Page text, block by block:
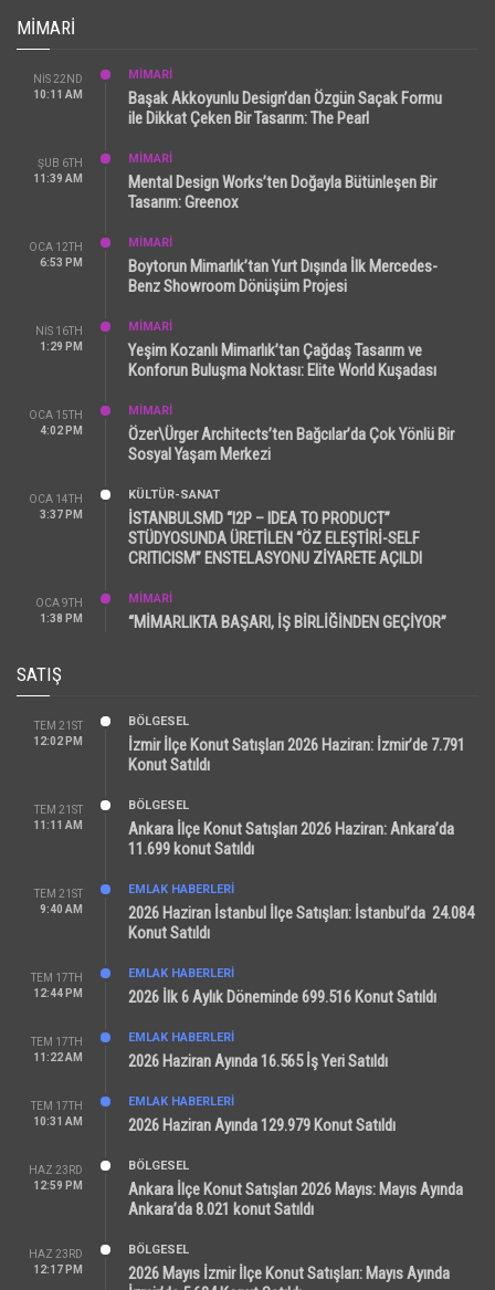
MIMARI
NIS 22ND
10:11 AM
MİMARİ
Başak Akkoyunlu Design’dan Özgün Saçak Formu
ile Dikkat Çeken Bir Tasarım: The Pearl
ŞUB 6TH
11:39 AM
MİMARİ
Mental Design Works’ten Doğayla Bütünleşen Bir
Tasarım: Greenox
OCA 12TH
6:53 PM
MİMARİ
Boytorun Mimarlık’tan Yurt Dışında İlk Mercedes-
Benz Showroom Dönüşüm Projesi
NIS 16TH
1:29 PM
MİMARİ
Yeşim Kozanlı Mimarlık’tan Çağdaş Tasarım ve
Konforun Buluşma Noktası: Elite World Kuşadası
OCA 15TH
4:02 PM
MİMARİ
Özer\Ürger Architects’ten Bağcılar’da Çok Yönlü Bir
Sosyal Yaşam Merkezi
OCA 14TH
3:37 PM
KÜLTÜR-SANAT
İSTANBULSMD “I2P – IDEA TO PRODUCT”
STÜDYOSUNDA ÜRETİLEN “ÖZ ELEŞTİRİ-SELF
CRITICISM” ENSTELASYONU ZİYARETE AÇILDI
OCA 9TH
1:38 PM
MİMARİ
“MİMARLIKTA BAŞARI, İŞ BİRLİĞİNDEN GEÇİYOR”
SATIŞ
TEM 21ST
12:02 PM
BÖLGESEL
İzmir İlçe Konut Satışları 2026 Haziran: İzmir’de 7.791
Konut Satıldı
TEM 21ST
11:11 AM
BÖLGESEL
Ankara İlçe Konut Satışları 2026 Haziran: Ankara’da
11.699 konut Satıldı
TEM 21ST
9:40 AM
EMLAK HABERLERI
2026 Haziran İstanbul İlçe Satışları: İstanbul’da 24.084
Konut Satıldı
TEM 17TH
12:44 PM
EMLAK HABERLERI
2026 İlk 6 Aylık Döneminde 699.516 Konut Satıldı
TEM 17TH
11:22 AM
EMLAK HABERLERI
2026 Haziran Ayında 16.565 İş Yeri Satıldı
TEM 17TH
10:31 AM
EMLAK HABERLERI
2026 Haziran Ayında 129.979 Konut Satıldı
HAZ 23RD
12:59 PM
BÖLGESEL
Ankara İlçe Konut Satışları 2026 Mayıs: Mayıs Ayında
Ankara’da 8.021 konut Satıldı
HAZ 23RD
12:17 PM
BÖLGESEL
2026 Mayıs İzmir İlçe Konut Satışları: Mayıs Ayında